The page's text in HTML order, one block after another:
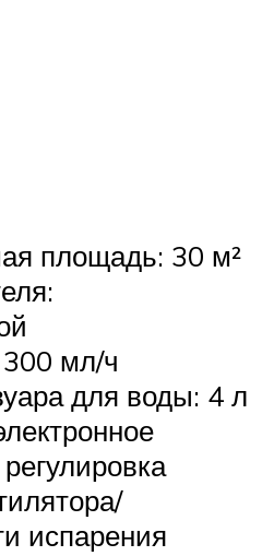
площадь: 30 м²
мл/ч
для воды: 4 л
испарения